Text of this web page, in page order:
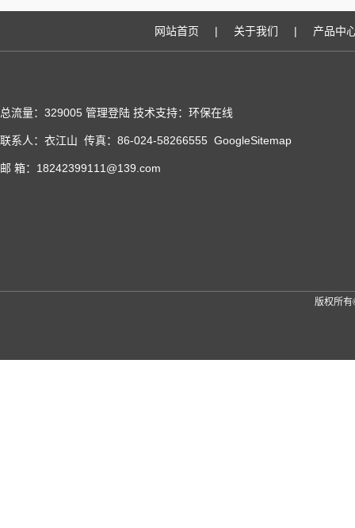
网站首页 | 关于我们 | 产品中
总流量：329005 管理登陆 技术支持： 环保在线
联系人：衣江山 传真：86-024-58266555 GoogleSitemap
邮 箱：18242399111@139.com
版权所